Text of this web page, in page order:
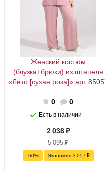
Женский костюм
(блузка+брюки) из штапеля
«Лето [сухая роза]» арт
0 0
Есть в наличии
2 038₽
5 095₽
-60% Экономия 3 057 ₽